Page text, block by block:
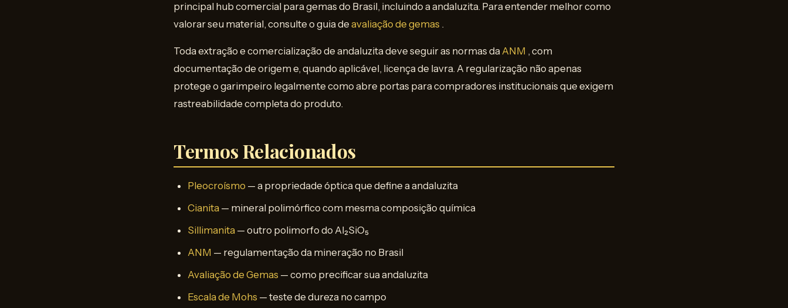
principal hub comercial para gemas do Brasil, incluindo a andaluzita. Para entender melhor como
valorar seu material, consulte o guia de avaliação de gemas .
Toda extração e comercialização de andaluzita deve seguir as normas daANM , com
documentação de origem e, quando aplicável, licença de lavra. A regularização não apenas
protege o garimpeiro legalmente como abre portas para compradores institucionais que exigem
rastreabilidade completa do produto.
Termos Relacionados
Pleocroísmo — a propriedade óptica que define a andaluzita
Cianita — mineral polimórfico com mesma composição química
Sillimanita — outro polimorfo do Al₂SiO₅
ANM — regulamentação da mineração no Brasil
Avaliação de Gemas — como precificar sua andaluzita
Escala de Mohs — teste de dureza no campo